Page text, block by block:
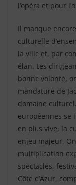
l’opéra et pour
Il manque
culturelle
la ville et, par
élan. Les
bonne volonté,
mandature de
domaine
européennes se
en plus vive, la
enjeu majeur.
multiplication
spectacles,
Côte d’Azur,